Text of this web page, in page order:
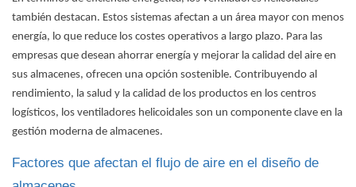
también destacan. Estos sistemas afectan a un área mayor con menos
energía, lo que reduce los costes operativos a largo plazo. Para las
empresas que desean ahorrar energía y mejorar la calidad del aire en
sus almacenes, ofrecen una opción sostenible. Contribuyendo al
rendimiento, la salud y la calidad de los productos en los centros
logísticos, los ventiladores helicoidales son un componente clave en la
gestión moderna de almacenes.
Factores que afectan el flujo de aire en el diseño de